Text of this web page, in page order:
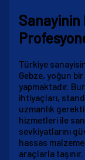
Sanayinin
Türkiye
Gebze, yoğun bir
yapmaktadır.
ihtiyaçları,
uzmanlık
hizmetleri ile
sevkiyatlarını
hassas
araçlarla taşınır.